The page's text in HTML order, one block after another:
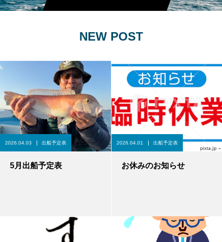
NEW POST
2026.04.03 出船予定表
5月出船予定表
2026.04.01 出船予定表
お休みのお知らせ